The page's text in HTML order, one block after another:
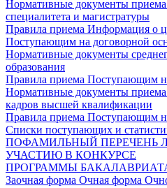
Нормативные документы приема
специалитета и магистратуры
Правила приема Информация о
Поступающим на договорной
Нормативные документы
образования
Правила приема Поступающим
Нормативные документы
кадров высшей квалификации
Правила приема Поступающим
Списки поступающих и
ПОФАМИЛЬНЫЙ ПЕРЕЧЕНЬ
УЧАСТИЮ В КОНКУРСЕ
ПРОГРАММЫ
Заочная форма Очная форма